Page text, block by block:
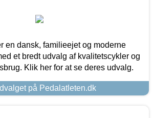
en dansk, familieejet og moderne
et bredt udvalg af kvalitetscykler og
Klik her for at se deres udvalg.
på Pedalatleten.dk